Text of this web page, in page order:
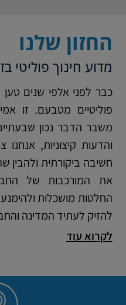
החזון שלנו
מדוע חינוך פוליטי
כבר לפני אלפי שנים
פוליטיים מטבעם. זו
משבר הדבר נכון
והדעות קיצוניות,
חשיבה ביקורתית ולהבין
את המורכבות של
החלטות מושכלות
להזיק לעתיד המדינה
לקרוא עוד